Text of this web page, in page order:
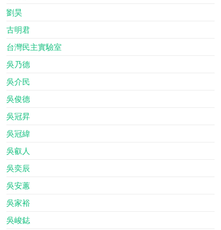
劉昊
古明君
台灣民主實驗室
吳乃德
吳介民
吳俊德
吳冠昇
吳冠緯
吳叡人
吳奕辰
吳安蕙
吳家裕
吳峻鋕